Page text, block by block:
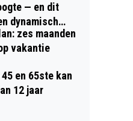
— en dit
dynamisch
zes maanden
vakantie
en 65ste kan
12 jaar